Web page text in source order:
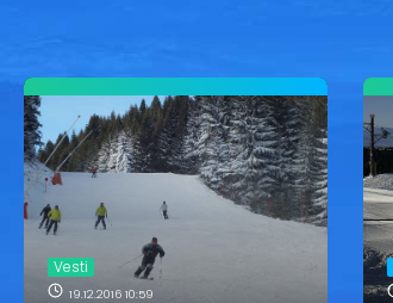
Vesti
19.12.2016 10:59